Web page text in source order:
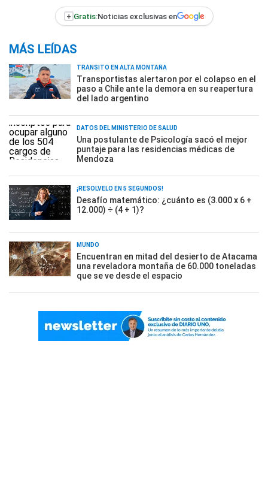
+ Gratis:Noticias exclusivas en
MÁS LEÍDAS
TRÁNSITO EN ALTA MONTAÑA
Transportistas alertaron por el colapso en el
paso a Chile ante la demora en su reapertura
del lado argentino
DATOS DEL MINISTERIO DE SALUD
Una postulante de Psicología sacó el mejor
puntaje para las residencias médicas de
Mendoza
¡RESOLVELO EN 5 SEGUNDOS!
Desafío matemático: ¿cuánto es (3.000 x 6 +
12.000) ÷ (4 + 1)?
MUNDO
Encuentran en mitad del desierto de Atacama
una reveladora montaña de 60.000 toneladas
que se ve desde el espacio